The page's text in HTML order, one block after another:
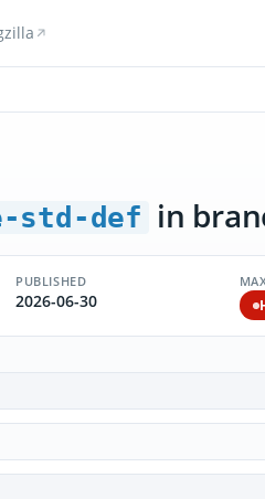
std-def in
PUBLISHED
2026-06-30